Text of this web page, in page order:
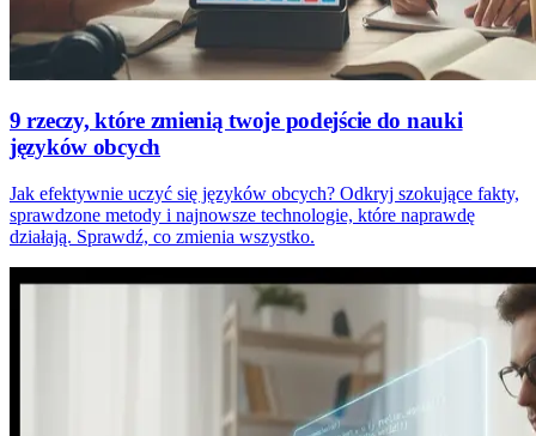
9 rzeczy, które zmienią twoje podejście do nauki
języków obcych
Jak efektywnie uczyć się języków obcych? Odkryj szokujące fakty,
sprawdzone metody i najnowsze technologie, które naprawdę
działają. Sprawdź, co zmienia wszystko.